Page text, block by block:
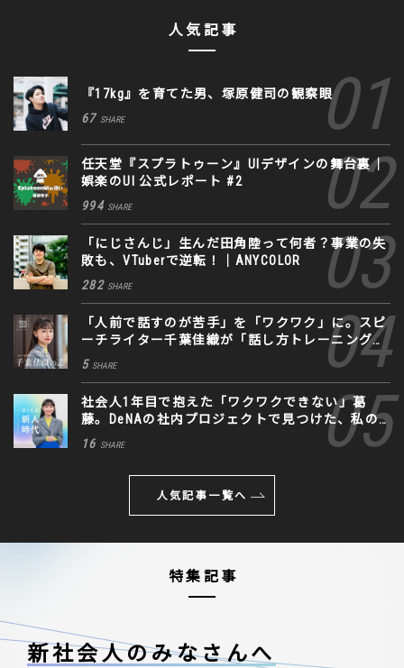
人気記事
『17kg』を育てた男、塚原健司の観察眼
67 SHARE
任天堂『スプラトゥーン』UIデザインの舞台裏｜
娯楽のUI 公式レポート #2
994 SHARE
「にじさんじ」生んだ田角陸って何者？事業の失
敗も、VTuberで逆転！｜ANYCOLOR
282 SHARE
「人前で話すのが苦手」を「ワクワク」に。スピ
ーチライター千葉佳織が「話し方トレーニング」
に込めた思い
5 SHARE
社会人1年目で抱えた「ワクワクできない」葛
藤。DeNAの社内プロジェクトで見つけた、私の
生きる道
16 SHARE
人気記事一覧へ
特集記事
新社会人のみなさんへ